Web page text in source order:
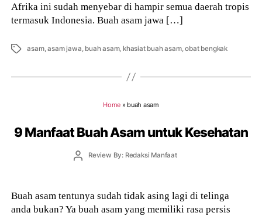
Afrika ini sudah menyebar di hampir semua daerah tropis
termasuk Indonesia. Buah asam jawa […]
Tags asam,asam jawa, buah asam, khasiat buah asam,obat bengkak
Home » buah asam
9 Manfaat Buah Asam untuk Kesehatan
PostReview By: Redaksi Manfaat
Buah asam tentunya sudah tidak asing lagi di telinga
anda bukan? Ya buah asam yang memiliki rasa persis